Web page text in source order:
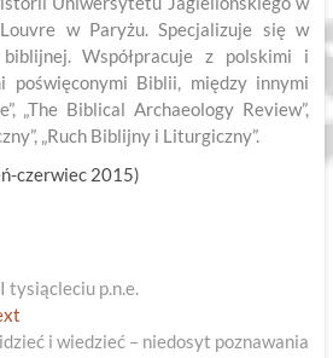
w Paryżu. Specjalizuje się w
Współpracuje z polskimi i
poświęconymi Biblii, między innymi
„The Biblical Archaeology Review”,
„Ruch Biblijny i Liturgiczny”.
czerwiec 2015)
tysiącleciu p.n.e.
post:i wiedzieć – niedosyt poznawania